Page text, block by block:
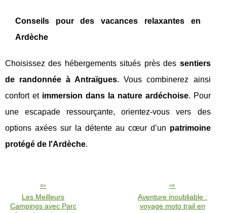
Conseils pour des vacances relaxantes en
Ardèche
Choisissez des hébergements situés près des sentiers
de randonnée à Antraïgues. Vous combinerez ainsi
confort et immersion dans la nature ardéchoise. Pour
une escapade ressourçante, orientez-vous vers des
options axées sur la détente au cœur d’un patrimoine
protégé de l'Ardèche.
Les Meilleurs
Campings avec Parc
Aventure inoubliable :
voyage moto trail en